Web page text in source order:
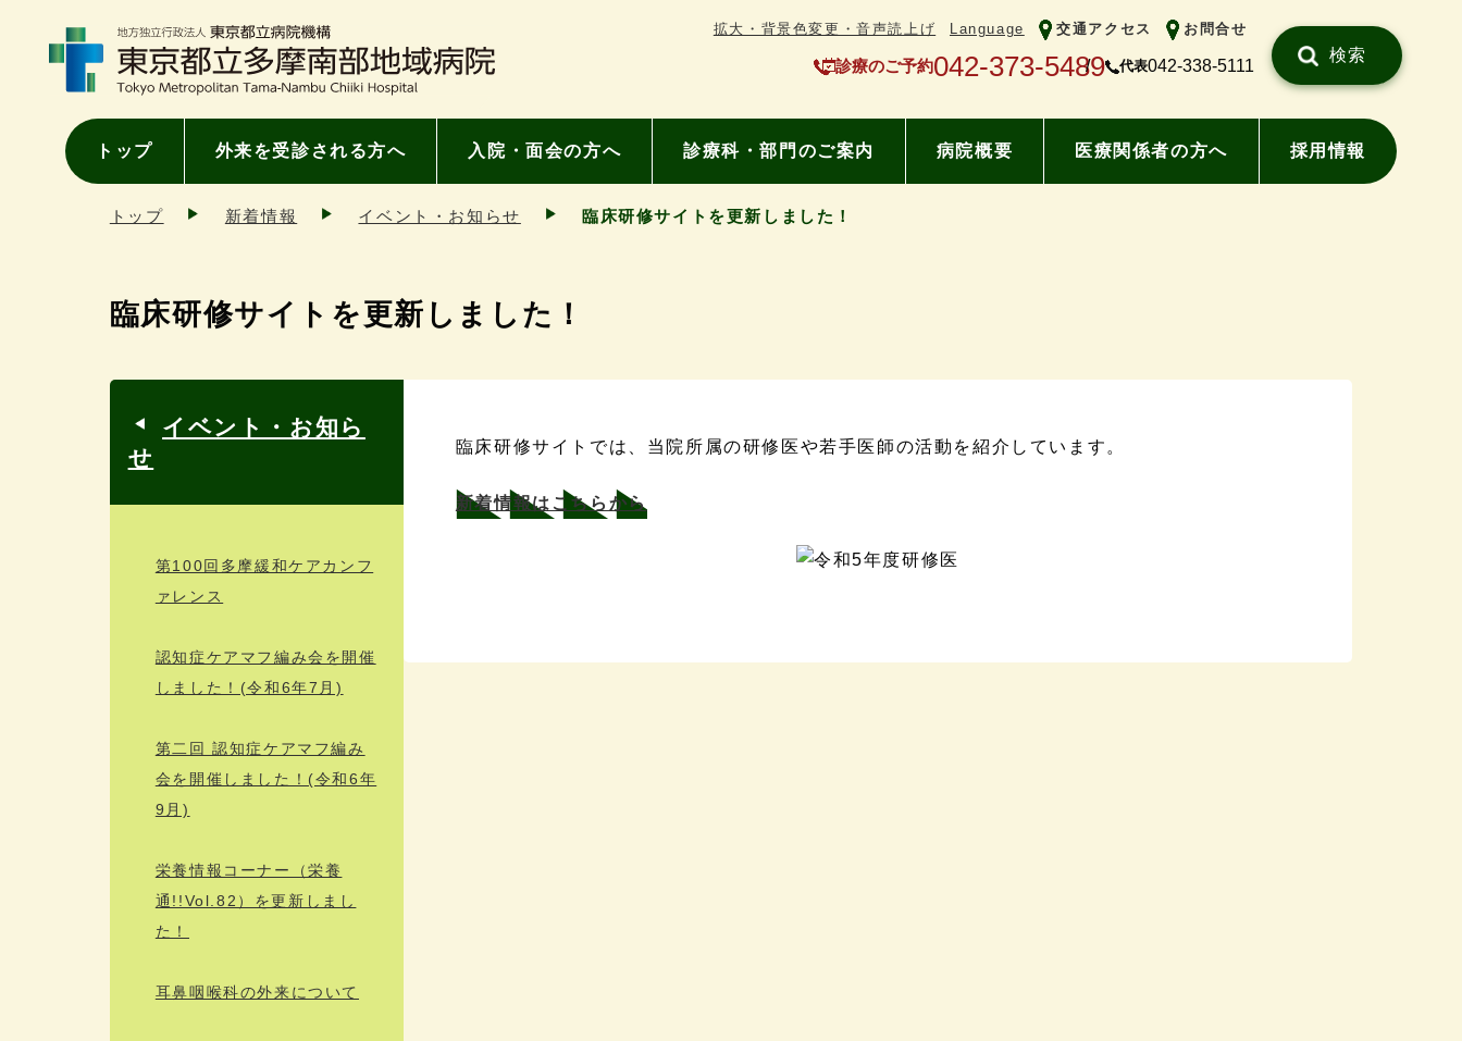
拡大・背景色変更・音声読上げ Language 交通アクセス お問合せ
診療のご予約042-373-5489 代表042-338-5111
検索
トップ 外来を受診される方へ 入院・面会の方へ 診療科・部門のご案内 病院概要 医療関係者の方へ 採用情報
トップ 新着情報 イベント・お知らせ 臨床研修サイトを更新しました！
臨床研修サイトを更新しました！
臨床研修サイトでは、当院所属の研修医や若手医師の活動を紹介しています。
新着情報はこちらから
イベント・お知ら
せ
第100回多摩緩和ケアカンフ
ァレンス
認知症ケアマフ編み会を開催
しました！(令和6年7月)
第二回 認知症ケアマフ編み
会を開催しました！(令和6年
9月)
栄養情報コーナー（栄養
通!!Vol.82）を更新しまし
た！
耳鼻咽喉科の外来について